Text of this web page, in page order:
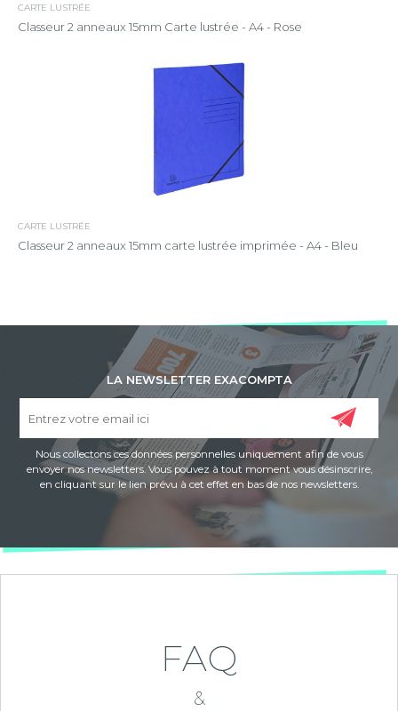
CARTE LUSTRÉE
Classeur 2 anneaux 15mm Carte lustrée - A4 - Rose
CARTE LUSTRÉE
Classeur 2 anneaux 15mm carte lustrée imprimée - A4 - Bleu
LA NEWSLETTER EXACOMPTA
Nous collectons ces données personnelles uniquement afin de vous
envoyer nos newsletters. Vous pouvez à tout moment vous désinscrire,
en cliquant sur le lien prévu à cet effet en bas de nos newsletters.
FAQ
&